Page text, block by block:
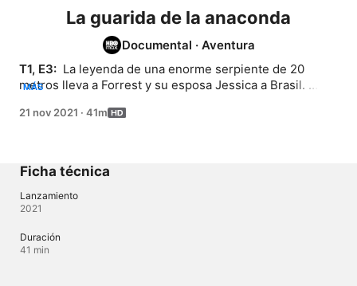
La guarida de la anaconda
Documental · Aventura
T1, E3: La leyenda de una enorme serpiente de 20
metros lleva a Forrest y su esposa Jessica a Brasil.
ríos, se encuentran cara a cara con el mito: la anaconda
MÁS
21 nov 2021 · 41m
Ficha técnica
Lanzamiento
2021
Duración
41 min